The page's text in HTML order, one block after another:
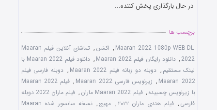
در حال بارگذاری پخش کننده...
برچسب ها
Maaran 2022 1080p WEB-DL
, اکشن ,
تماشای آنلاین فیلم Maaran
2022
, دانلود رایگان فیلم Maaran 2022 ,
دانلود فیلم Maaran 2022 با
لینک مستقیم , دوبله دو زبانه فیلم Maaran 2022 , دوبله فارسی فیلم
Maaran 2022
, زیرنویس فارسی Maaran 2022 ,
فیلم Maaran 2022
با زیرنویس چسبیده , فیلم Maaran 2022 ماران ,
فیلم ماران 2022 دوبله
فارسی , فیلم هندی ماران ۲۰۲۲ , مهیج ,
نسخه سانسور شده Maaran